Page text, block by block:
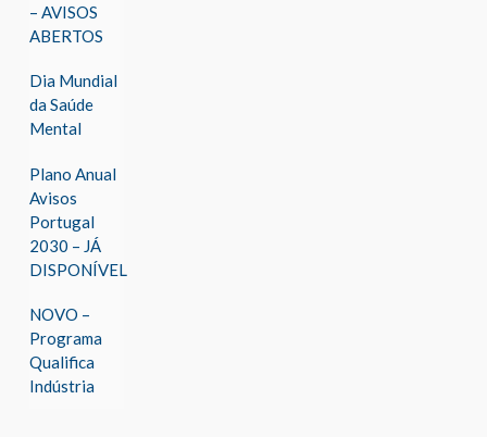
– AVISOS
ABERTOS
Dia Mundial
da Saúde
Mental
Plano Anual
Avisos
Portugal
2030 – JÁ
DISPONÍVEL
NOVO –
Programa
Qualifica
Indústria